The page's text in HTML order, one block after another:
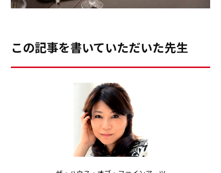
レシピと、ディプロマもいただきました。早速、日本に
ですが、お腹いっぱいになると、片付けはめんどくさい
ー。旅行の時のように人に作ってもらって、片付け無
し！が嬉しいですが、家にいる時は、そうはいきませ
ん。片付けは、収納力。そして、動線が大切です。
CENTROのおすすめの動画がこちらです。
https://cleanup.jp/shuno/
なるべく、終わりの片付けは、楽チンに。サッサっと片
付けて、気持ちよく1日を終わりたいものですね。スッ
キリ片付けて、スッキリと朝を迎える！理想の暮らしで
CENTROの詳細はこちらから
取り、一口大に切る。長ネギ、生姜は細く切る。
（２） フライパンでイカ、きくらげ、セロリをサッと
炒め、長ねぎ、生姜を加えて炒め合わせ、塩、うま味調
味料で味付けし、水溶き片栗粉でトロミをつけて出来上
がり。 きゅうりを入れる時や、鷹の爪を入れる時もあ
この記事を書いていただいた先生